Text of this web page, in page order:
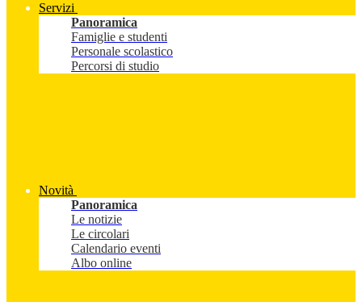
Servizi
Panoramica
Famiglie e studenti
Personale scolastico
Percorsi di studio
Novità
Panoramica
Le notizie
Le circolari
Calendario eventi
Albo online